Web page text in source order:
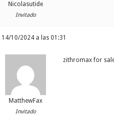
Nicolasutide
Invitado
14/10/2024 a las 01:31
MatthewFax
Invitado
zithromax for